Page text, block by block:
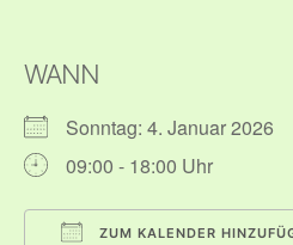
WANN
Sonntag: 4. Januar 2026
09:00 - 18:00 Uhr
ZUM KALENDER